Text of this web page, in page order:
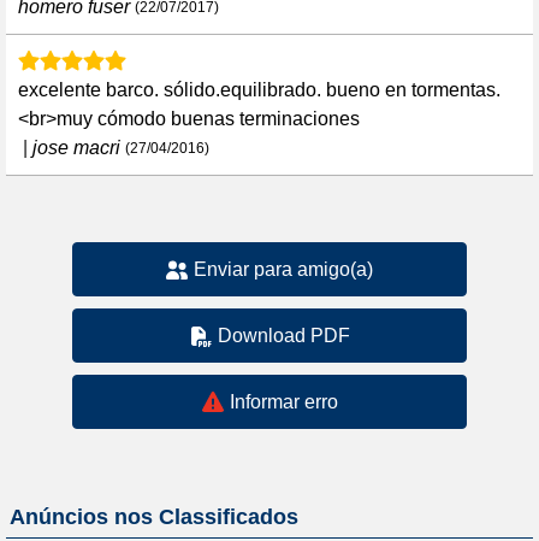
homero fuser (22/07/2017)
excelente barco. sólido.equilibrado. bueno en tormentas.
<br>muy cómodo buenas terminaciones
jose macri (27/04/2016)
Enviar para amigo(a)
Download PDF
Informar erro
Anúncios nos Classificados